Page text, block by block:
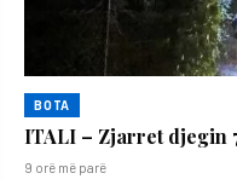
BOTA
ITALI – Zjarret djegin
9 orë më parë